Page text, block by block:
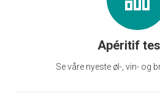
Apéritif
Se våre nyeste øl-, vin- og